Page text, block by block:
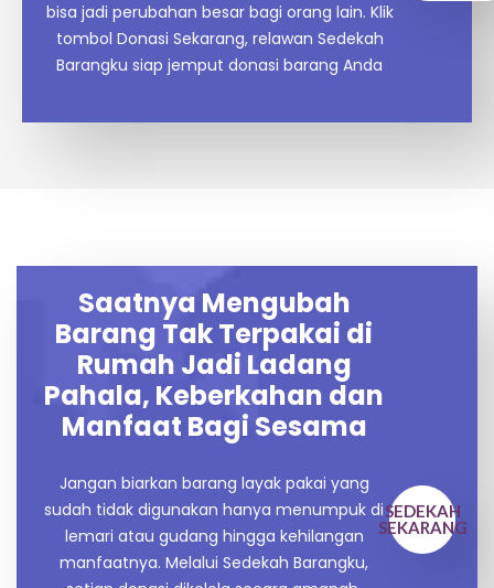
bisa jadi perubahan besar bagi orang lain. Klik
tombol Donasi Sekarang, relawan Sedekah
Barangku siap jemput donasi barang Anda
Saatnya Mengubah
Barang Tak Terpakai di
Rumah Jadi Ladang
Pahala, Keberkahan dan
Manfaat Bagi Sesama
Jangan biarkan barang layak pakai yang
sudah tidak digunakan hanya menumpuk di
lemari atau gudang hingga kehilangan
manfaatnya. Melalui Sedekah Barangku,
SEDEKAH
SEKARANG